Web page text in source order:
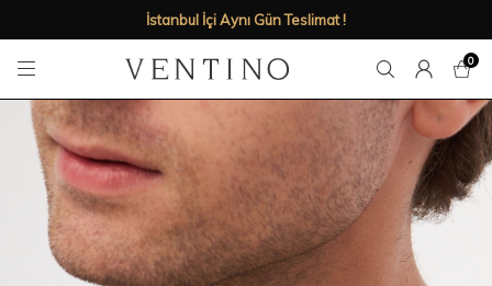
İstanbul İçi Aynı Gün Teslimat !
0